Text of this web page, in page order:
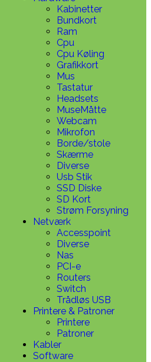
Kabinetter
Bundkort
Ram
Cpu
Cpu Køling
Grafikkort
Mus
Tastatur
Headsets
MuseMåtte
Webcam
Mikrofon
Borde/stole
Skærme
Diverse
Usb Stik
SSD Diske
SD Kort
Strøm Forsyning
Netværk
Accesspoint
Diverse
Nas
PCI-e
Routers
Switch
Trådløs USB
Printere & Patroner
Printere
Patroner
Kabler
Software